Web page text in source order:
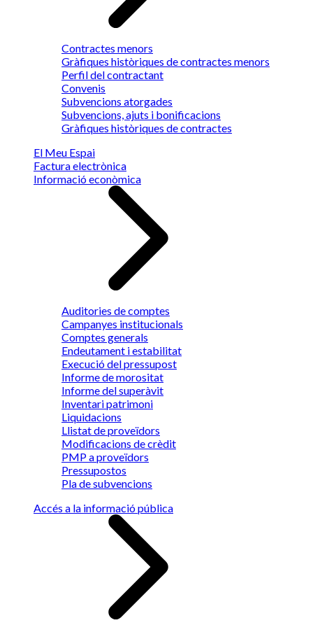
Contractes menors
Gràfiques històriques de contractes menors
Perfil del contractant
Convenis
Subvencions atorgades
Subvencions, ajuts i bonificacions
Gràfiques històriques de contractes
El Meu Espai
Factura electrònica
Informació econòmica
Auditories de comptes
Campanyes institucionals
Comptes generals
Endeutament i estabilitat
Execució del pressupost
Informe de morositat
Informe del superàvit
Inventari patrimoni
Liquidacions
Llistat de proveïdors
Modificacions de crèdit
PMP a proveïdors
Pressupostos
Pla de subvencions
Accés a la informació pública